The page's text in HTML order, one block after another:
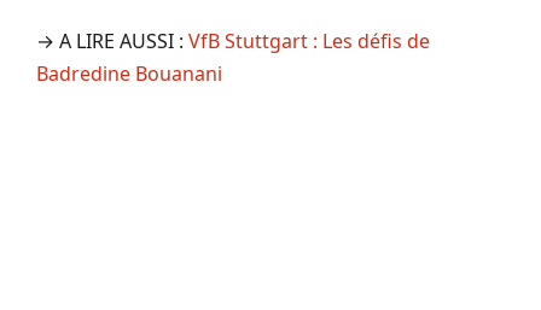
→ A LIRE AUSSI : VfB Stuttgart : Les défis de
Badredine Bouanani